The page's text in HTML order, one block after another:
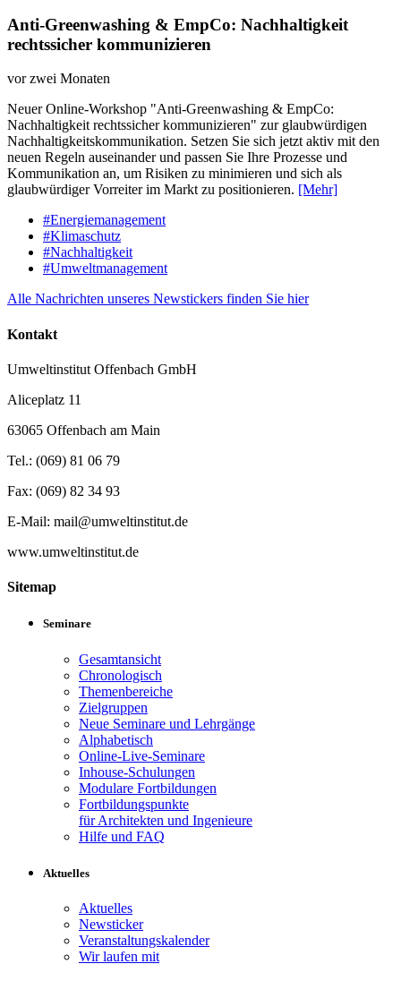
Anti-Greenwashing & EmpCo: Nachhaltigkeit
rechtssicher kommunizieren
vor zwei Monaten
Neuer Online-Workshop "Anti-Greenwashing & EmpCo:
Nachhaltigkeit rechtssicher kommunizieren" zur glaubwürdigen
Nachhaltigkeitskommunikation. Setzen Sie sich jetzt aktiv mit den
neuen Regeln auseinander und passen Sie Ihre Prozesse und
Kommunikation an, um Risiken zu minimieren und sich als
glaubwürdiger Vorreiter im Markt zu positionieren. [Mehr]
#Energiemanagement
#Klimaschutz
#Nachhaltigkeit
#Umweltmanagement
Alle Nachrichten unseres Newstickers finden Sie hier
Kontakt
Umweltinstitut Offenbach GmbH
Aliceplatz 11
63065 Offenbach am Main
Tel.: (069) 81 06 79
Fax: (069) 82 34 93
E-Mail: mail@umweltinstitut.de
www.umweltinstitut.de
Sitemap
Seminare
Gesamtansicht
Chronologisch
Themenbereiche
Zielgruppen
Neue Seminare und Lehrgänge
Alphabetisch
Online-Live-Seminare
Inhouse-Schulungen
Modulare Fortbildungen
Fortbildungspunkte
für Architekten und Ingenieure
Hilfe und FAQ
Aktuelles
Aktuelles
Newsticker
Veranstaltungskalender
Wir laufen mit